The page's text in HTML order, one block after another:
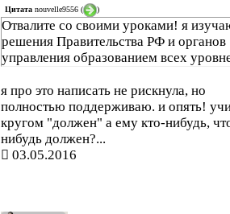
Цитата nouvelle9556 ( )
Отвалите со своими уроками! я
решения Правительства РФ и органов
управления образованием всех
я про это написать не рискнула, но
полностью поддерживаю. и опять!
кругом "должен" а ему кто-нибудь,
нибудь должен?...
03.05.2016